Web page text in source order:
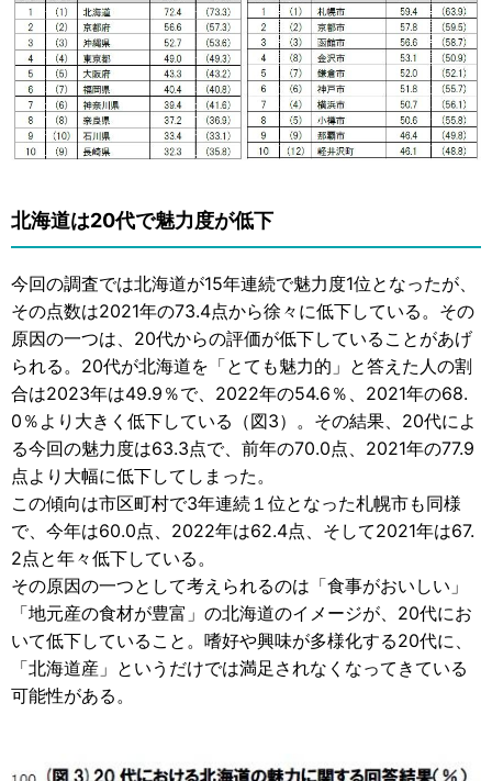
北海道は20代で魅力度が低下
今回の調査では北海道が15年連続で魅力度1位となったが、
その点数は2021年の73.4点から徐々に低下している。その
原因の一つは、20代からの評価が低下していることがあげ
られる。20代が北海道を「とても魅力的」と答えた人の割
合は2023年は49.9％で、2022年の54.6％、2021年の68.
0％より大きく低下している（図3）。その結果、20代によ
る今回の魅力度は63.3点で、前年の70.0点、2021年の77.9
点より大幅に低下してしまった。
この傾向は市区町村で3年連続１位となった札幌市も同様
で、今年は60.0点、2022年は62.4点、そして2021年は67.
2点と年々低下している。
その原因の一つとして考えられるのは「食事がおいしい」
「地元産の食材が豊富」の北海道のイメージが、20代にお
いて低下していること。嗜好や興味が多様化する20代に、
「北海道産」というだけでは満足されなくなってきている
可能性がある。